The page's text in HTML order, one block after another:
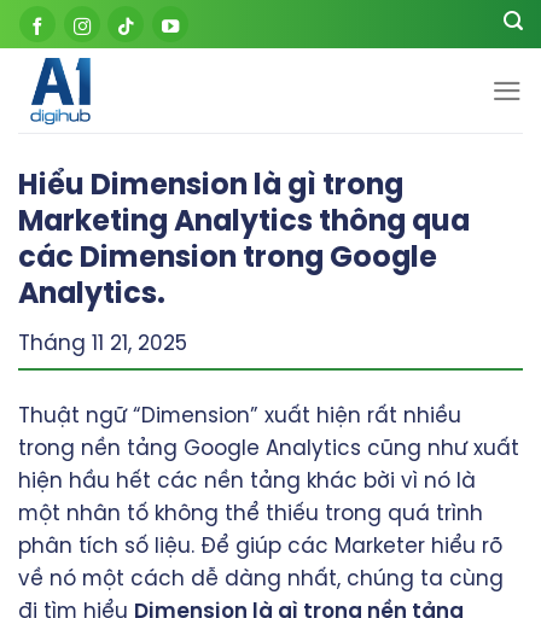
Skip
to
content
Hiểu Dimension là gì trong
Marketing Analytics thông qua
các Dimension trong Google
Analytics.
Tháng 11 21, 2025
Thuật ngữ “Dimension” xuất hiện rất nhiều
trong nền tảng Google Analytics cũng như xuất
hiện hầu hết các nền tảng khác bời vì nó là
một nhân tố không thể thiếu trong quá trình
phân tích số liệu. Để giúp các Marketer hiểu rõ
về nó một cách dễ dàng nhất, chúng ta cùng
đi tìm hiểu Dimension là gì trong nền tảng